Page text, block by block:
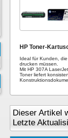
HP Toner-
Ideal für Kunden,
drucken müssen.
Mit HP 307A
Toner liefert
Dieser Artikel
Letzte